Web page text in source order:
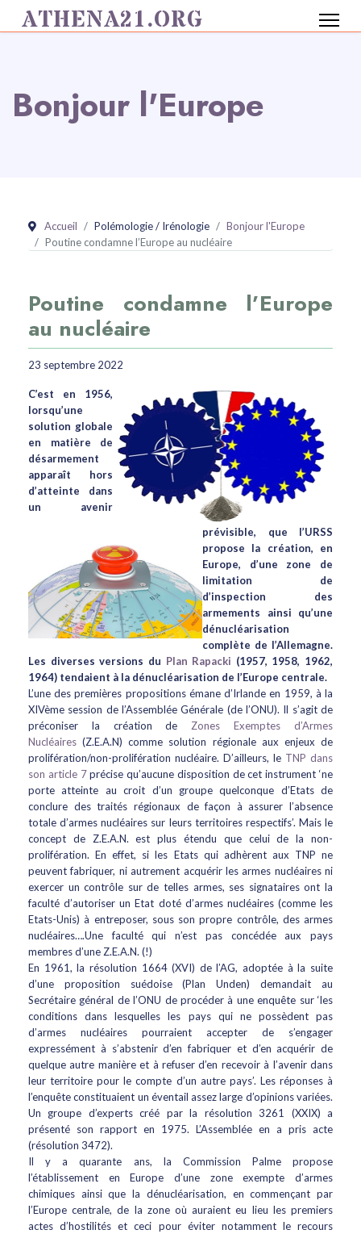
ATHENA21.ORG
Bonjour l'Europe
Accueil Polémologie / Irénologie
Bonjour l'Europe
Poutine condamne l’Europe au nucléaire
Poutine condamne l’Europe
au nucléaire
23 septembre 2022
C’est en 1956,
lorsqu’une
solution globale
en matière de
désarmement
apparaît hors
d’atteinte dans
un avenir
prévisible, que l’URSS
propose la création, en
Europe, d’une zone de
limitation de
d’inspection des
armements ainsi qu’une
dénucléarisation
complète de l’Allemagne.
Les diverses versions du Plan Rapacki (1957, 1958, 1962,
1964) tendaient à la dénucléarisation de l’Europe centrale.
L’une des premières propositions émane d’Irlande en 1959, à la
XIVème session de l’Assemblée Générale (de l’ONU). Il s’agit de
préconiser la création de Zones Exemptes d’Armes
Nucléaires (Z.E.A.N) comme solution régionale aux enjeux de
prolifération/non-prolifération nucléaire. D’ailleurs, le TNP dans
son article 7précise qu’aucune disposition de cet instrument ‘ne
porte atteinte au croit d’un groupe quelconque d’Etats de
conclure des traités régionaux de façon à assurer l’absence
totale d’armes nucléaires sur leurs territoires respectifs’. Mais le
concept de Z.E.A.N. est plus étendu que celui de la non-
prolifération. En effet, si les Etats qui adhèrent aux TNP ne
peuvent fabriquer, ni autrement acquérir les armes nucléaires ni
exercer un contrôle sur de telles armes, ses signataires ont la
faculté d’autoriser un Etat doté d’armes nucléaires (comme les
Etats-Unis) à entreposer, sous son propre contrôle, des armes
nucléaires….Une faculté qui n’est pas concédée aux pays
membres d’une Z.E.A.N. (!)
En 1961, la résolution 1664 (XVI) de l’AG, adoptée à la suite
d’une proposition suédoise (Plan Unden) demandait au
Secrétaire général de l’ONU de procéder à une enquête sur ‘les
conditions dans lesquelles les pays qui ne possèdent pas
d’armes nucléaires pourraient accepter de s’engager
expressément à s’abstenir d’en fabriquer et d’en acquérir de
quelque autre manière et à refuser d’en recevoir à l’avenir dans
leur territoire pour le compte d’un autre pays’. Les réponses à
l’enquête constituaient un éventail assez large d’opinions variées.
Un groupe d’experts créé par la résolution 3261 (XXIX) a
présenté son rapport en 1975. L’Assemblée en a pris acte
(résolution 3472).
Il y a quarante ans, la Commission Palme propose
l’établissement en Europe d’une zone exempte d’armes
chimiques ainsi que la dénucléarisation, en commençant par
l’Europe centrale, de la zone où auraient eu lieu les premiers
actes d’hostilités et ceci pour éviter notamment le recours